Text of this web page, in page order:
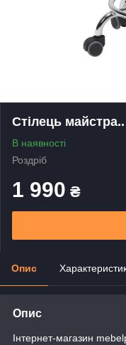
Стілець
В наявності
Роздріб
1 990 ₴
Опис
Опис
Інтернет-магазин